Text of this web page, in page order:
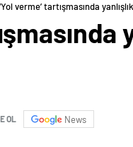
‘Yol verme’ tartışmasında
OL News